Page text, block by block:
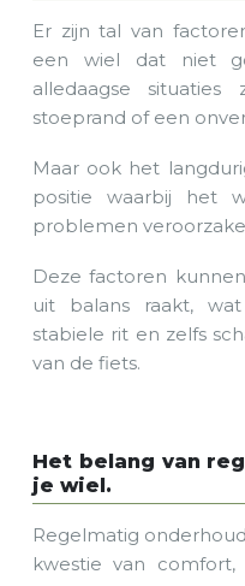
Er zijn tal van
een wiel dat niet
alledaagse
stoeprand of een
Maar ook het
positie waarbij het
problemen
Deze factoren
uit balans raakt,
stabiele rit en zelfs
van de fiets.
Het belang van
je wiel.
Regelmatig
kwestie van comfort,